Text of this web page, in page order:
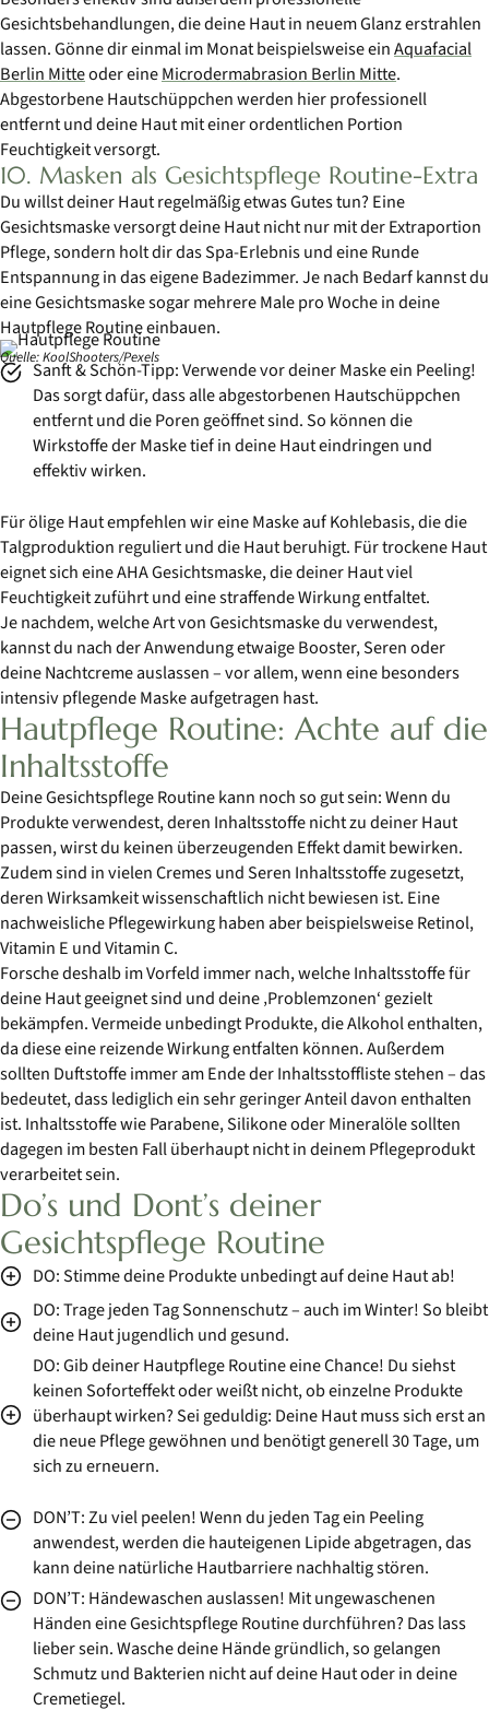
Gesichtsbehandlungen, die deine Haut in neuem Glanz erstrahlen
lassen. Gönne dir einmal im Monat beispielsweise einAquafacial
Berlin Mitteoder eineMicrodermabrasion Berlin Mitte.
Abgestorbene Hautschüppchen werden hier professionell
entfernt und deine Haut mit einer ordentlichen Portion
Feuchtigkeit versorgt.
10. Masken als Gesichtspflege Routine-Extra
Du willst deiner Haut regelmäßig etwas Gutes tun? Eine
Gesichtsmaske versorgt deine Haut nicht nur mit der Extraportion
Pflege, sondern holt dir das Spa-Erlebnis und eine Runde
Entspannung in das eigene Badezimmer. Je nach Bedarf kannst du
eine Gesichtsmaske sogar mehrere Male pro Woche in deine
Hautpflege Routine einbauen.
Quelle: KoolShooters/Pexels
Sanft & Schön-Tipp: Verwende vor deiner Maske ein Peeling!
Das sorgt dafür, dass alle abgestorbenen Hautschüppchen
entfernt und die Poren geöffnet sind. So können die
Wirkstoffe der Maske tief in deine Haut eindringen und
effektiv wirken.
Für ölige Haut empfehlen wir eine Maske auf Kohlebasis, die die
Talgproduktion reguliert und die Haut beruhigt. Für trockene Haut
eignet sich eine AHA Gesichtsmaske, die deiner Haut viel
Feuchtigkeit zuführt und eine straffende Wirkung entfaltet.
Je nachdem, welche Art von Gesichtsmaske du verwendest,
kannst du nach der Anwendung etwaige Booster, Seren oder
deine Nachtcreme auslassen – vor allem, wenn eine besonders
intensiv pflegende Maske aufgetragen hast.
Hautpflege Routine: Achte auf die
Inhaltsstoffe
Deine Gesichtspflege Routine kann noch so gut sein: Wenn du
Produkte verwendest, deren Inhaltsstoffe nicht zu deiner Haut
passen, wirst du keinen überzeugenden Effekt damit bewirken.
Zudem sind in vielen Cremes und Seren Inhaltsstoffe zugesetzt,
deren Wirksamkeit wissenschaftlich nicht bewiesen ist. Eine
nachweisliche Pflegewirkung haben aber beispielsweise Retinol,
Vitamin E und Vitamin C.
Forsche deshalb im Vorfeld immer nach, welche Inhaltsstoffe für
deine Haut geeignet sind und deine ‚Problemzonen‘ gezielt
bekämpfen. Vermeide unbedingt Produkte, die Alkohol enthalten,
da diese eine reizende Wirkung entfalten können. Außerdem
sollten Duftstoffe immer am Ende der Inhaltsstoffliste stehen – das
bedeutet, dass lediglich ein sehr geringer Anteil davon enthalten
ist. Inhaltsstoffe wie Parabene, Silikone oder Mineralöle sollten
dagegen im besten Fall überhaupt nicht in deinem Pflegeprodukt
verarbeitet sein.
Do’s und Dont’s deiner
Gesichtspflege Routine
DO: Stimme deine Produkte unbedingt auf deine Haut ab!
DO: Trage jeden Tag Sonnenschutz – auch im Winter! So bleibt
deine Haut jugendlich und gesund.
DO: Gib deiner Hautpflege Routine eine Chance! Du siehst
keinen Soforteffekt oder weißt nicht, ob einzelne Produkte
überhaupt wirken? Sei geduldig: Deine Haut muss sich erst an
die neue Pflege gewöhnen und benötigt generell 30 Tage, um
sich zu erneuern.
DON’T: Zu viel peelen! Wenn du jeden Tag ein Peeling
anwendest, werden die hauteigenen Lipide abgetragen, das
kann deine natürliche Hautbarriere nachhaltig stören.
DON’T: Händewaschen auslassen! Mit ungewaschenen
Händen eine Gesichtspflege Routine durchführen? Das lass
lieber sein. Wasche deine Hände gründlich, so gelangen
Schmutz und Bakterien nicht auf deine Haut oder in deine
Cremetiegel.